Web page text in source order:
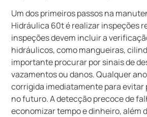
Um dos primeiros passos na
Hidráulica 60t é realizar inspeções
inspeções devem incluir a
hidráulicos, como mangueiras,
importante procurar por sinais de
vazamentos ou danos. Qualquer
corrigida imediatamente para evitar
no futuro. A detecção precoce de
economizar tempo e dinheiro, além